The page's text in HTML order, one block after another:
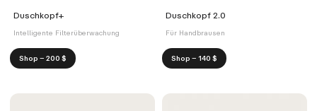
Duschkopf+
Intelligente Filterüberwachung
Shop – 200 $
Duschkopf 2.0
Für Handbrausen
Shop – 140 $